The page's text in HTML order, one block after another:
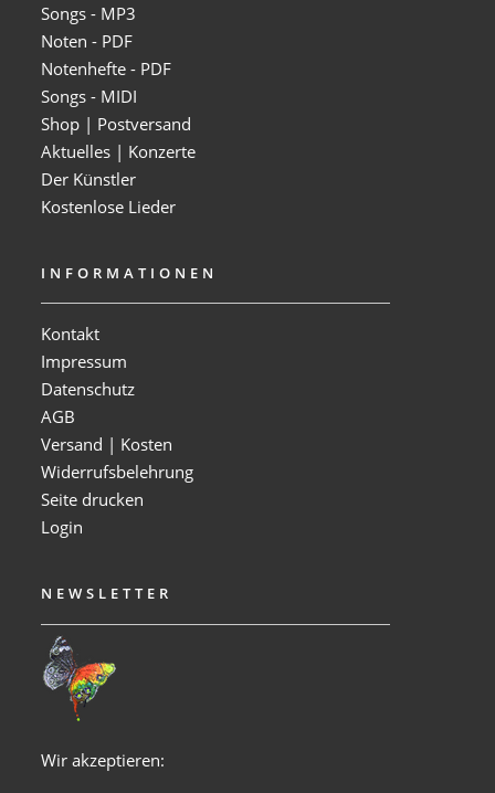
Songs - MP3
Noten - PDF
Notenhefte - PDF
Songs - MIDI
Shop | Postversand
Aktuelles | Konzerte
Der Künstler
Kostenlose Lieder
INFORMATIONEN
Kontakt
Impressum
Datenschutz
AGB
Versand | Kosten
Widerrufsbelehrung
Seite drucken
Login
NEWSLETTER
Wir akzeptieren: